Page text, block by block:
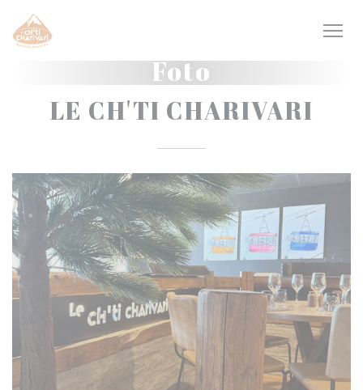
Personalizzazione delle tue scelte sui cookie
Foto
LE CH'TI CHARIVARI